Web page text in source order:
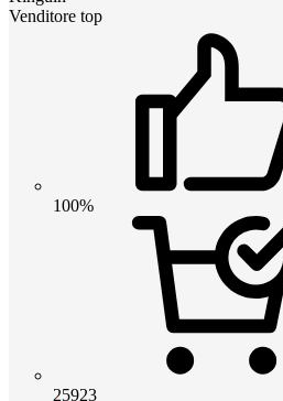
Venditore top
100%
25923